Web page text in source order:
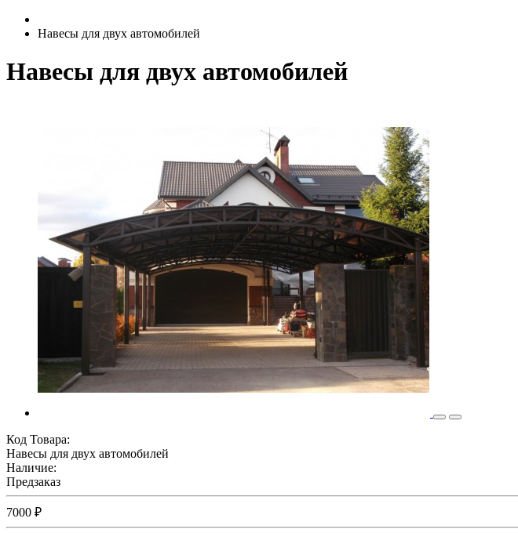
Навесы для двух автомобилей
Навесы для двух автомобилей
Код Товара:
Навесы для двух автомобилей
Наличие:
Предзаказ
7000 ₽